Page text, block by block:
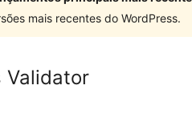
mais recentes do WordPress.
Validator